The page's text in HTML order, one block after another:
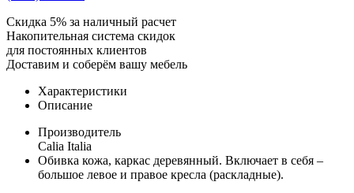
Скидка 5% за наличный расчет
Накопительная система скидок
для постоянных клиентов
Доставим и соберём вашу мебель
Характеристики
Описание
Производитель
Calia Italia
Обивка кожа, каркас деревянный. Включает в себя –
большое левое и правое кресла (раскладные).